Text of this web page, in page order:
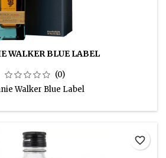
WALKER BLUE LABEL
(0)
Walker Blue Label
favorite_border